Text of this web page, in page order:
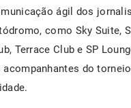
ágil dos
como Sky Suite,
Terrace Club e SP
do